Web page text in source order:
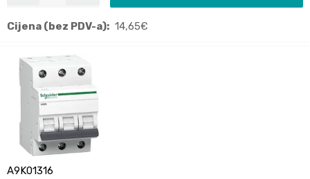
Cijena (bez PDV-a): 14,65€
A9K01316